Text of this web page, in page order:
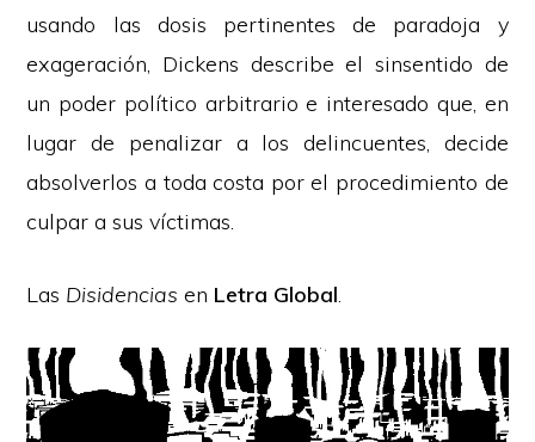
usando las dosis pertinentes de paradoja y
exageración, Dickens describe el sinsentido de
un poder político arbitrario e interesado que, en
lugar de penalizar a los delincuentes, decide
absolverlos a toda costa por el procedimiento de
culpar a sus víctimas.
Las Disidencias en Letra Global.